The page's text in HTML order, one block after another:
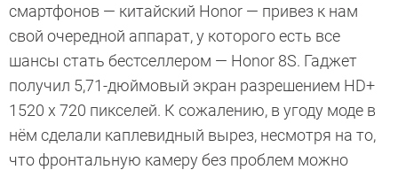
смартфонов — китайский Honor — привез к нам
свой очередной аппарат, у которого есть все
шансы стать бестселлером — Honor 8S. Гаджет
получил 5,71-дюймовый экран разрешением HD+
1520 х 720 пикселей. К сожалению, в угоду моде в
нём сделали каплевидный вырез, несмотря на то,
что фронтальную камеру без проблем можно